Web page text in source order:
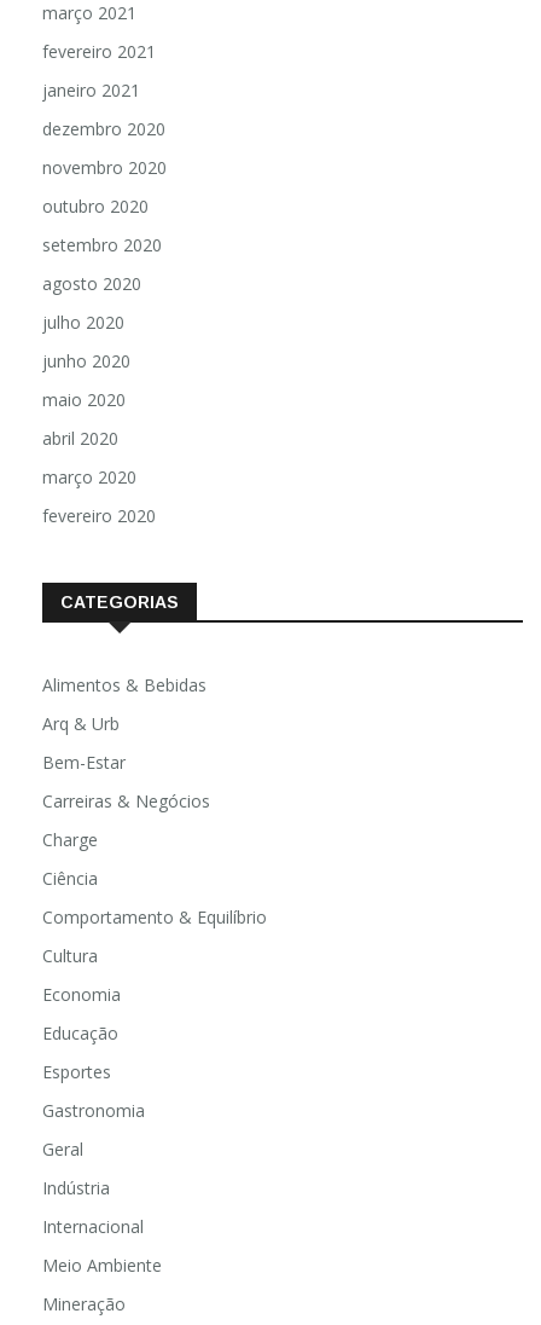
março 2021
fevereiro 2021
janeiro 2021
dezembro 2020
novembro 2020
outubro 2020
setembro 2020
agosto 2020
julho 2020
junho 2020
maio 2020
abril 2020
março 2020
fevereiro 2020
CATEGORIAS
Alimentos & Bebidas
Arq & Urb
Bem-Estar
Carreiras & Negócios
Charge
Ciência
Comportamento & Equilíbrio
Cultura
Economia
Educação
Esportes
Gastronomia
Geral
Indústria
Internacional
Meio Ambiente
Mineração